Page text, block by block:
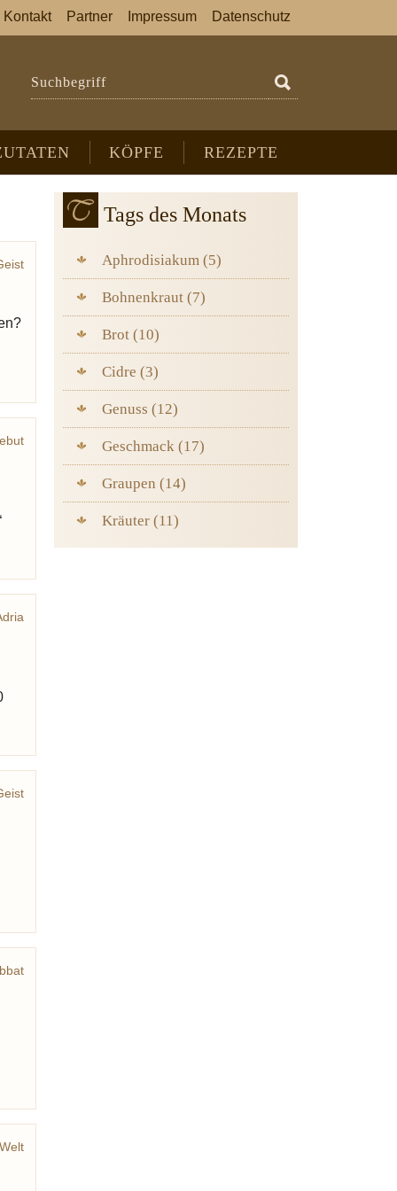
Suchbegriff
KÖPFE REZEPTE
Kontakt Partner Impressum Datenschutz
Welt
Tags des Monats
Aphrodisiakum (5)
Bohnenkraut (7)
Brot (10)
Cidre (3)
Genuss (12)
Geschmack (17)
Graupen (14)
Kräuter (11)